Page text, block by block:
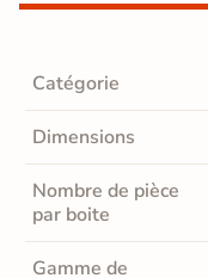
Catégorie
Dimensions
Nombre de pièce
par boite
Gamme de